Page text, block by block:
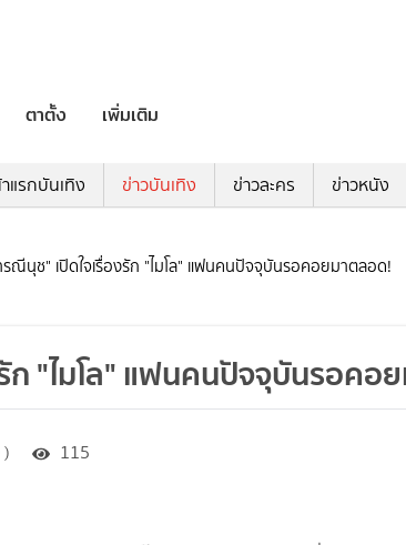
ตาตั้ง เพิ่มเติม
แรกบันเทิง ข่าวบันเทิง ข่าวละคร ข่าวหนัง
ณีนุช" เปิดใจเรื่องรัก "ไมโล" แฟนคนปัจจุบันรอคอยมาตลอด!
ก "ไมโล" แฟนคนปัจจุบันรอคอ
115